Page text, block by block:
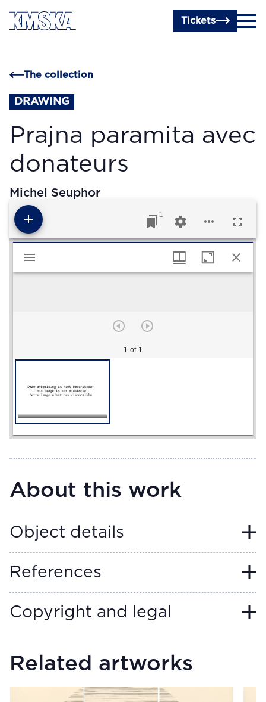
Skip to main content
Tickets
The collection
DRAWING
Prajna paramita avec
donateurs
Michel Seuphor
1
Mirador viewer
1 of 1
About this work
Object details
References
Copyright and legal
Related artworks